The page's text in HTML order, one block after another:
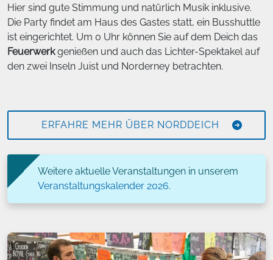
Hier sind gute Stimmung und natürlich Musik inklusive.
Die Party findet am Haus des Gastes statt, ein Busshuttle
ist eingerichtet. Um 0 Uhr können Sie auf dem Deich das
Feuerwerkgenießen und auch das Lichter-Spektakel auf
den zwei Inseln Juist und Norderney betrachten.
ERFAHRE MEHR ÜBER NORDDEICH
Weitere aktuelle Veranstaltungen in unserem
Veranstaltungskalender 2026.